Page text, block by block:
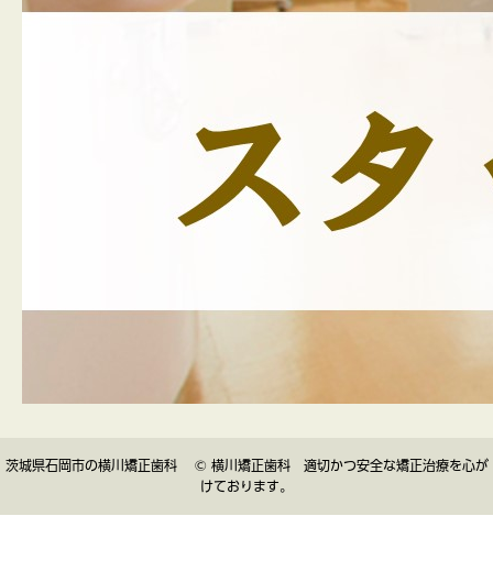
茨城県石岡市の横川矯正歯科 © 横川矯正歯科 適切かつ安全な矯正治療を心が
けております。